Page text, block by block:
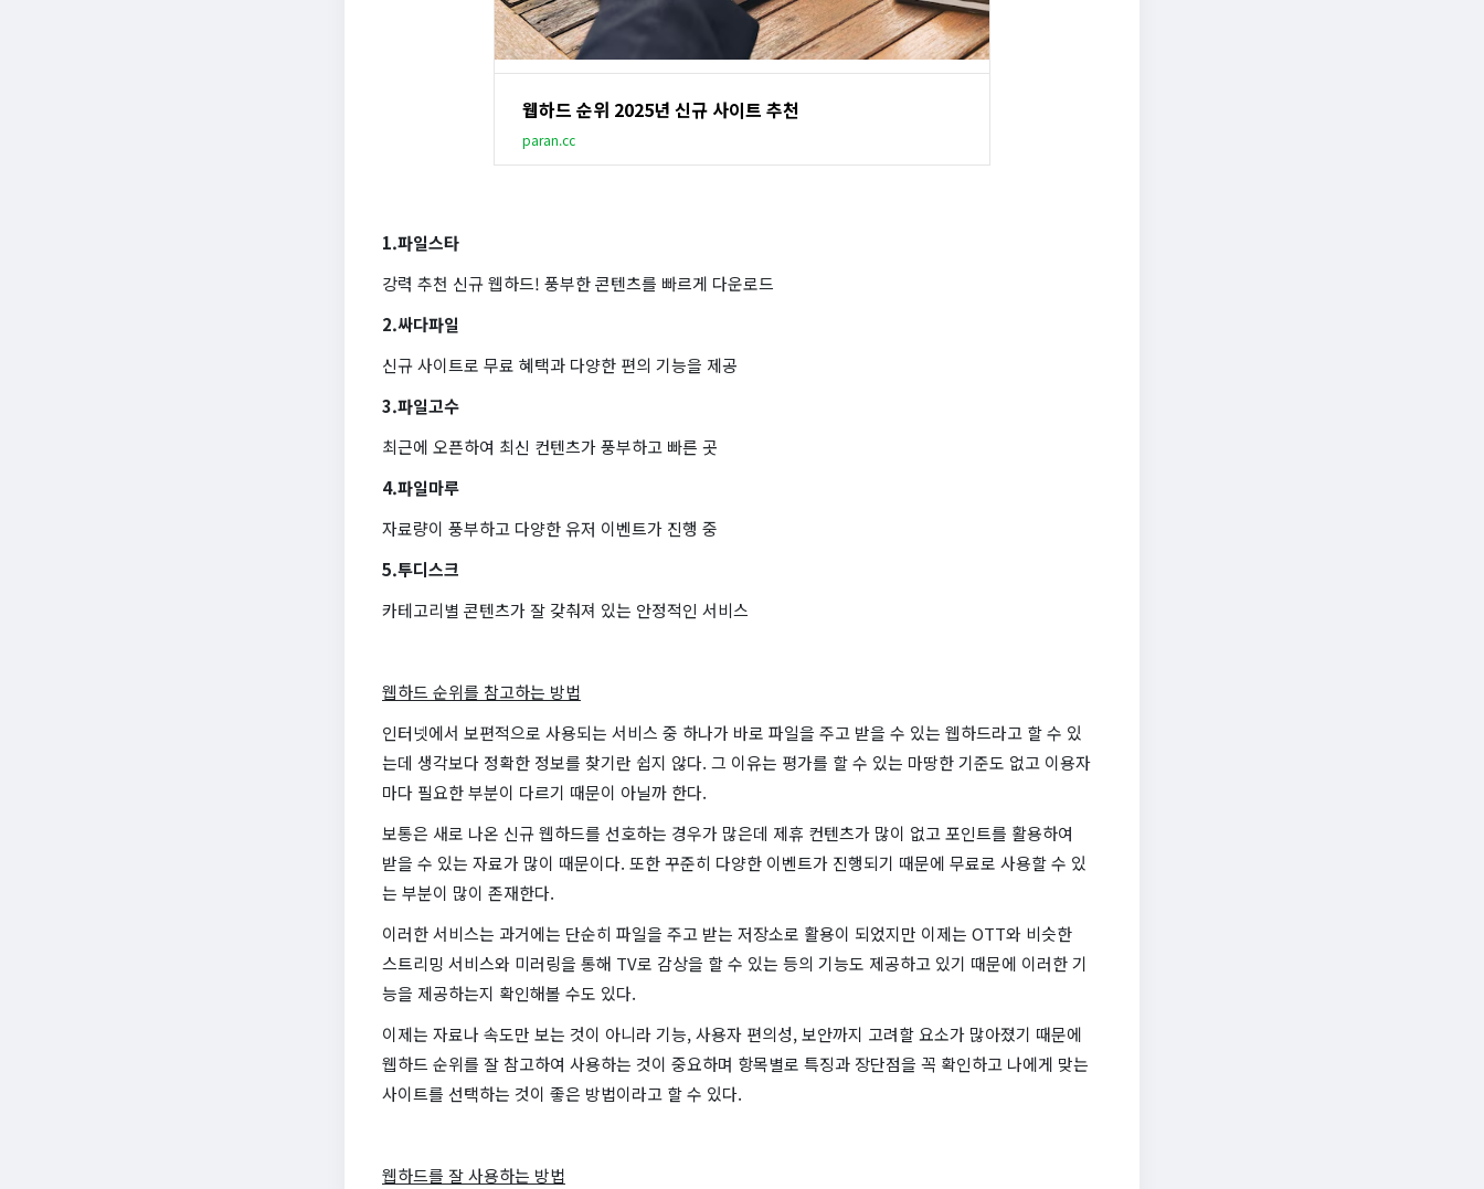
웹하드 순위 2025년 신규 사이트 추천
paran.cc
1.파일스타
강력 추천 신규 웹하드! 풍부한 콘텐츠를 빠르게 다운로드
2.싸다파일
신규 사이트로 무료 혜택과 다양한 편의 기능을 제공
3.파일고수
최근에 오픈하여 최신 컨텐츠가 풍부하고 빠른 곳
4.파일마루
자료량이 풍부하고 다양한 유저 이벤트가 진행 중
5.투디스크
카테고리별 콘텐츠가 잘 갖춰져 있는 안정적인 서비스
웹하드 순위를 참고하는 방법
인터넷에서 보편적으로 사용되는 서비스 중 하나가 바로 파일을 주고 받을 수 있는 웹하드라고 할 수 있
는데 생각보다 정확한 정보를 찾기란 쉽지 않다. 그 이유는 평가를 할 수 있는 마땅한 기준도 없고 이용자
마다 필요한 부분이 다르기 때문이 아닐까 한다.
보통은 새로 나온 신규 웹하드를 선호하는 경우가 많은데 제휴 컨텐츠가 많이 없고 포인트를 활용하여
받을 수 있는 자료가 많이 때문이다. 또한 꾸준히 다양한 이벤트가 진행되기 때문에 무료로 사용할 수 있
는 부분이 많이 존재한다.
이러한 서비스는 과거에는 단순히 파일을 주고 받는 저장소로 활용이 되었지만 이제는 OTT와 비슷한
스트리밍 서비스와 미러링을 통해 TV로 감상을 할 수 있는 등의 기능도 제공하고 있기 때문에 이러한 기
능을 제공하는지 확인해볼 수도 있다.
이제는 자료나 속도만 보는 것이 아니라 기능, 사용자 편의성, 보안까지 고려할 요소가 많아졌기 때문에
웹하드 순위를 잘 참고하여 사용하는 것이 중요하며 항목별로 특징과 장단점을 꼭 확인하고 나에게 맞는
사이트를 선택하는 것이 좋은 방법이라고 할 수 있다.
웹하드를 잘 사용하는 방법